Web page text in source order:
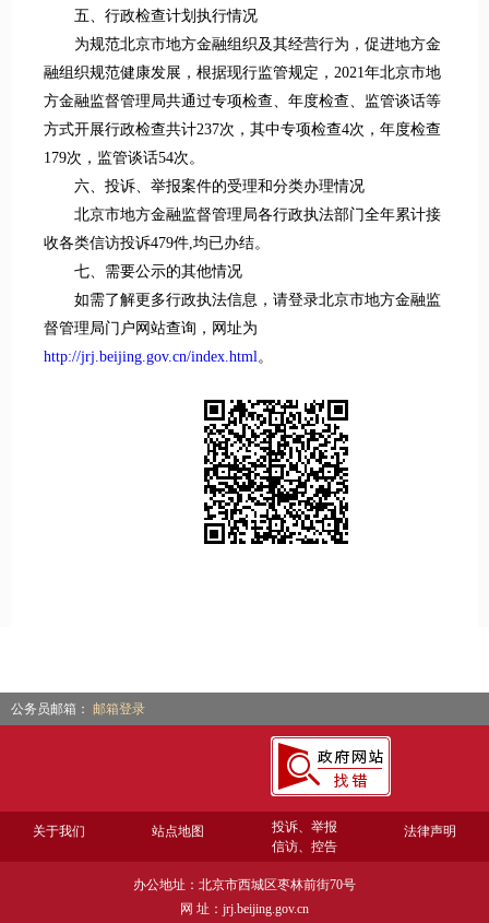
五、行政检查计划执行情况
为规范北京市地方金融组织及其经营行为，促进地方金
融组织规范健康发展，根据现行监管规定，2021年北京市地
方金融监督管理局共通过专项检查、年度检查、监管谈话等
方式开展行政检查共计237次，其中专项检查4次，年度检查
179次，监管谈话54次。
六、投诉、举报案件的受理和分类办理情况
北京市地方金融监督管理局各行政执法部门全年累计接
收各类信访投诉479件,均已办结。
七、需要公示的其他情况
如需了解更多行政执法信息，请登录北京市地方金融监
督管理局门户网站查询，网址为
http://jrj.beijing.gov.cn/index.html。
公务员邮箱： 邮箱登录
关于我们 站点地图
投诉、举报
信访、控告
法律声明
办公地址：北京市西城区枣林前街70号
网 址：jrj.beijing.gov.cn